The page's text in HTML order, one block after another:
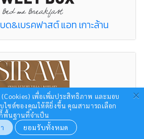
ด&เบรคฟาสต์ แอท เกาะล้าน
สิราวา เกาะล้าน ×
เพื่อเพิ่มประสิทธิภาพ และมอบ
ไซต์ของคุณให้ดียิ่งขึ้น คุณสามารถเลือก
พื้นฐานที่จำเป็น
ยอมรับทั้งหมด